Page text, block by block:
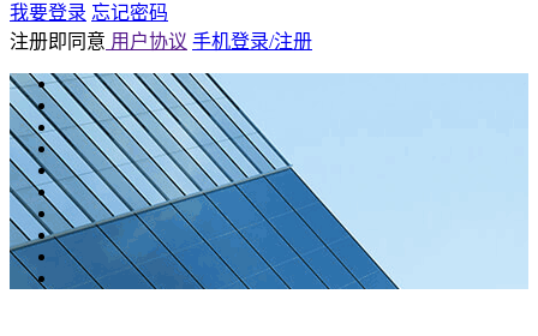
我要登录 忘记密码
注册即同意 用户协议 手机登录/注册